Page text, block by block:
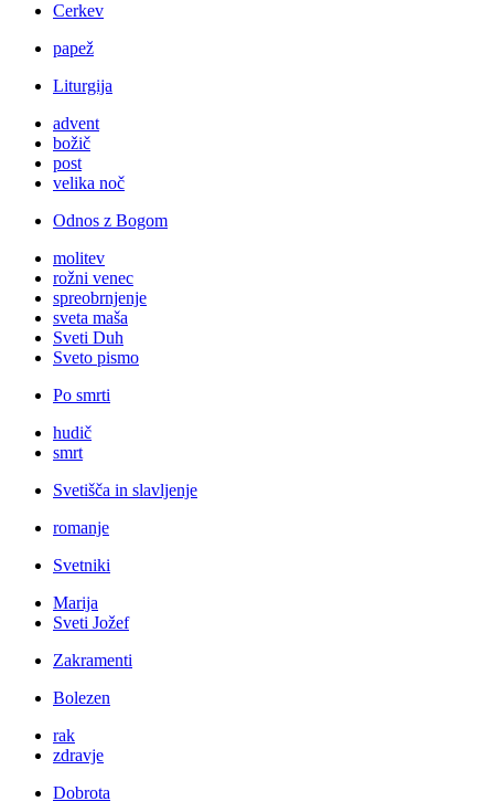
Cerkev
papež
Liturgija
advent
božič
post
velika noč
Odnos z Bogom
molitev
rožni venec
spreobrnjenje
sveta maša
Sveti Duh
Sveto pismo
Po smrti
hudič
smrt
Svetišča in slavljenje
romanje
Svetniki
Marija
Sveti Jožef
Zakramenti
Bolezen
rak
zdravje
Dobrota